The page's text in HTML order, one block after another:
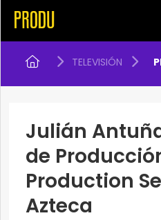
TELEVISIÓN
Julián
de
Production
Azteca